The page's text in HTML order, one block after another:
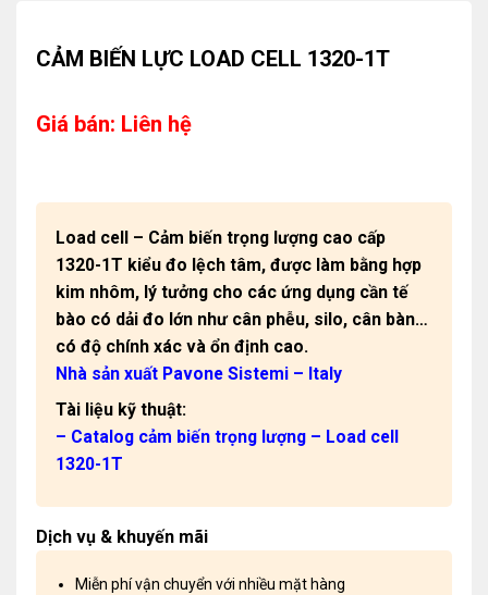
CẢM BIẾN LỰC LOAD CELL 1320-1T
Giá bán: Liên hệ
Load cell – Cảm biến trọng lượng cao cấp
1320-1T kiểu đo lệch tâm, được làm bằng hợp
kim nhôm, lý tưởng cho các ứng dụng cần tế
bào có dải đo lớn như cân phễu, silo, cân bàn…
có độ chính xác và ổn định cao.
Nhà sản xuất Pavone Sistemi – Italy
Tài liệu kỹ thuật:
– Catalog cảm biến trọng lượng – Load cell
1320-1T
Dịch vụ & khuyến mãi
Miễn phí vận chuyển với nhiều mặt hàng